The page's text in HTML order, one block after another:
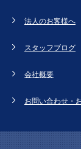
法人のお客様へ
スタッフブログ
会社概要
お問い合わせ・